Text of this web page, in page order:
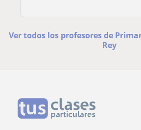
Ver todos los profesores de
Rey